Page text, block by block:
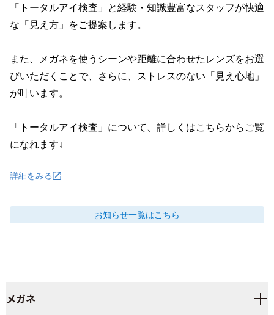
「トータルアイ検査」と経験・知識豊富なスタッフが快適
な「見え方」をご提案します。
また、メガネを使うシーンや距離に合わせたレンズをお選
びいただくことで、さらに、ストレスのない「見え心地」
が叶います。
「トータルアイ検査」について、詳しくはこちらからご覧
になれます↓
詳細をみる
お知らせ一覧はこちら
メガネ